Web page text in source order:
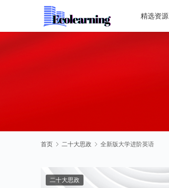
精选资源
首页 二十大思政 全新版大学进阶英语
二十大思政